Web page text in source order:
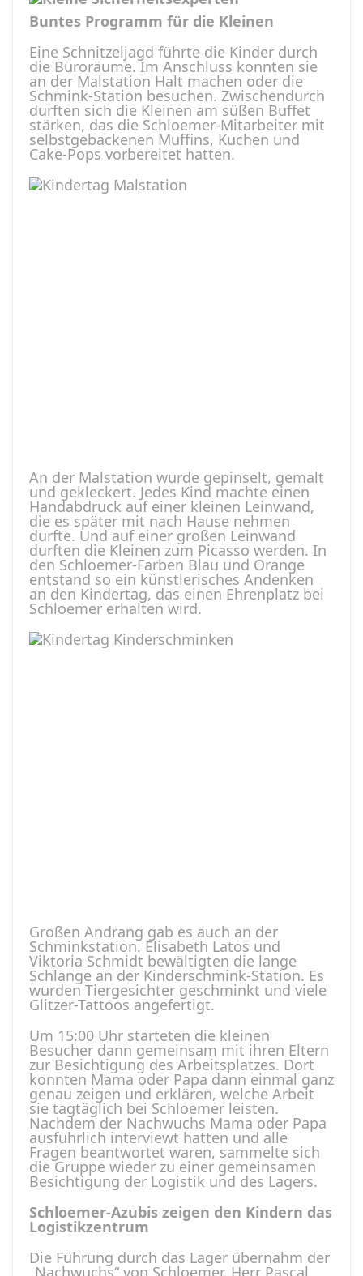
Buntes Programm für die Kleinen
Eine Schnitzeljagd führte die Kinder durch
die Büroräume. Im Anschluss konnten sie
an der Malstation Halt machen oder die
Schmink-Station besuchen. Zwischendurch
durften sich die Kleinen am süßen Buffet
stärken, das die Schloemer-Mitarbeiter mit
selbstgebackenen Muffins, Kuchen und
Cake-Pops vorbereitet hatten.
An der Malstation wurde gepinselt, gemalt
und gekleckert. Jedes Kind machte einen
Handabdruck auf einer kleinen Leinwand,
die es später mit nach Hause nehmen
durfte. Und auf einer großen Leinwand
durften die Kleinen zum Picasso werden. In
den Schloemer-Farben Blau und Orange
entstand so ein künstlerisches Andenken
an den Kindertag, das einen Ehrenplatz bei
Schloemer erhalten wird.
Großen Andrang gab es auch an der
Schminkstation. Elisabeth Latos und
Viktoria Schmidt bewältigten die lange
Schlange an der Kinderschmink-Station. Es
wurden Tiergesichter geschminkt und viele
Glitzer-Tattoos angefertigt.
Um 15:00 Uhr starteten die kleinen
Besucher dann gemeinsam mit ihren Eltern
zur Besichtigung des Arbeitsplatzes. Dort
konnten Mama oder Papa dann einmal ganz
genau zeigen und erklären, welche Arbeit
sie tagtäglich bei Schloemer leisten.
Nachdem der Nachwuchs Mama oder Papa
ausführlich interviewt hatten und alle
Fragen beantwortet waren, sammelte sich
die Gruppe wieder zu einer gemeinsamen
Besichtigung der Logistik und des Lagers.
Schloemer-Azubis zeigen den Kindern das
Logistikzentrum
Die Führung durch das Lager übernahm der
„Nachwuchs“ von Schloemer. Herr Pascal